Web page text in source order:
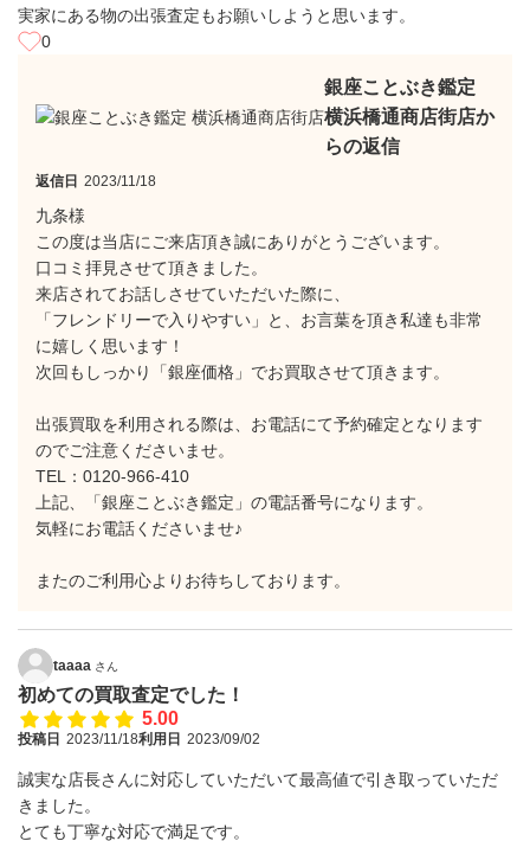
実家にある物の出張査定もお願いしようと思います。
0
銀座ことぶき鑑定
横浜橋通商店街店か
らの返信
返信日 2023/11/18
九条様
この度は当店にご来店頂き誠にありがとうございます。
口コミ拝見させて頂きました。
来店されてお話しさせていただいた際に、
「フレンドリーで入りやすい」と、お言葉を頂き私達も非常
に嬉しく思います！
次回もしっかり「銀座価格」でお買取させて頂きます。
出張買取を利用される際は、お電話にて予約確定となります
のでご注意くださいませ。
TEL：0120-966-410
上記、「銀座ことぶき鑑定」の電話番号になります。
気軽にお電話くださいませ♪
またのご利用心よりお待ちしております。
taaaa さん
初めての買取査定でした！
5.00
投稿日 2023/11/18利用日 2023/09/02
誠実な店長さんに対応していただいて最高値で引き取っていただ
きました。
とても丁寧な対応で満足です。